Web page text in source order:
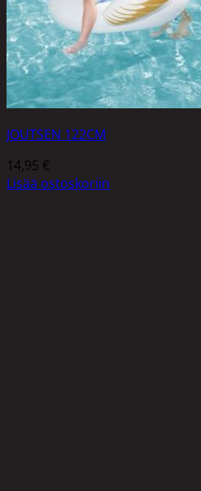
JOUTSEN 122CM
14,95 €
Lisää ostoskoriin